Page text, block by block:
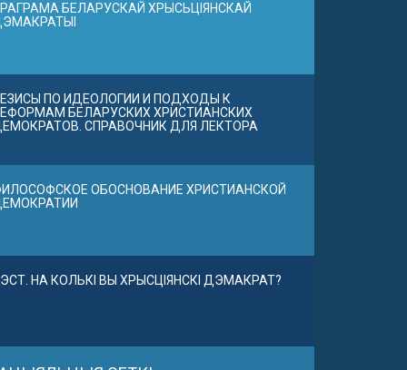
БЕЛАРУСКАЙ ХРЫСЬЦІЯНСКАЙ
ПО ИДЕОЛОГИИ И ПОДХОДЫ К
БЕЛАРУСКИХ ХРИСТИАНСКИХ
СПРАВОЧНИК ДЛЯ ЛЕКТОРА
ОБОСНОВАНИЕ ХРИСТИАНСКОЙ
НА КОЛЬКІ ВЫ ХРЫСЦІЯНСКІ ДЭМАКРАТ?